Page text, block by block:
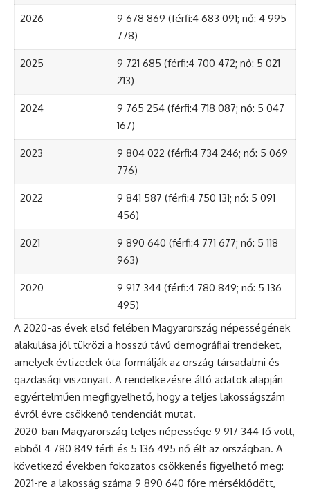
2026
9 678 869 (férfi:4 683 091; nő: 4 995
778)
2025
9 721 685 (férfi:4 700 472; nő: 5 021
213)
2024
9 765 254 (férfi:4 718 087; nő: 5 047
167)
2023
9 804 022 (férfi:4 734 246; nő: 5 069
776)
2022
9 841 587 (férfi:4 750 131; nő: 5 091
456)
2021
9 890 640 (férfi:4 771 677; nő: 5 118
963)
2020
9 917 344 (férfi:4 780 849; nő: 5 136
495)
A 2020-as évek első felében Magyarország népességének
alakulása jól tükrözi a hosszú távú demográfiai trendeket,
amelyek évtizedek óta formálják az ország társadalmi és
gazdasági viszonyait. A rendelkezésre álló adatok alapján
egyértelműen megfigyelhető, hogy a teljes lakosságszám
évről évre csökkenő tendenciát mutat.
2020-ban Magyarország teljes népessége 9 917 344 fő volt,
ebből 4 780 849 férfi és 5 136 495 nő élt az országban. A
következő években fokozatos csökkenés figyelhető meg:
2021-re a lakosság száma 9 890 640 főre mérséklődött,